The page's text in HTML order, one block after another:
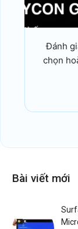
Đánh
chọn
Bài viết mới